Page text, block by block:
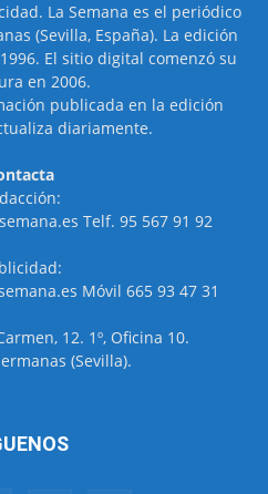
La Semana es el periódico
(Sevilla, España). La edición
El sitio digital comenzó su
en 2006.
publicada en la edición
diariamente.
Telf. 95 567 91 92
Móvil 665 93 47 31
12. 1º, Oficina 10.
(Sevilla).